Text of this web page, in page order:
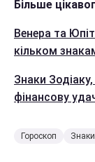
Більше
Венера та
кільком
Знаки
фінансову
Гороскоп